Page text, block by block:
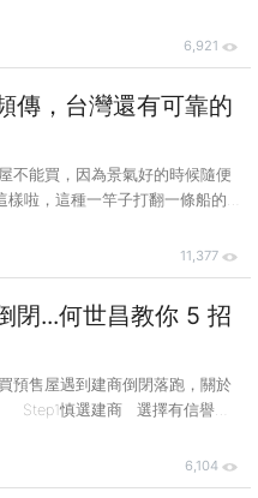
商說了算，所以建商的角色遠比
菜菜，就算找知名的營造廠來蓋
雖然工程委託給某一線知名營造
良，蓋出來的房子被住戶幹譙得
老闆買來的食材全是臭
6,921
傳，台灣還有可靠的
啦，這種一竿子打翻一條船的話
種說法介於對與不對之間。為什
有養營造廠，因此角色比較像「統
商等角色，然後將房子蓋出來。
技術再好，而建商規劃差且建材
話，那肯定要先選建
11,377
閉...何世昌教你 5 招
Step1慎選建商 選擇有信譽建
），可以查詢到公司登記、
。 但坦白說，好口碑建商的房子
6,104